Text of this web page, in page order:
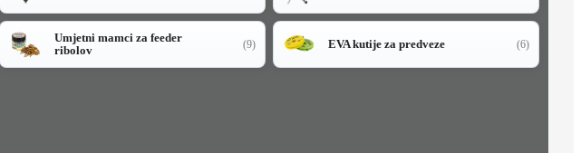
Umjetni mamci za feeder
ribolov
(9) EVA kutije za predveze (6)